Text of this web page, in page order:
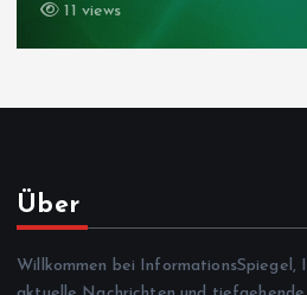
11 views
Über
Willkommen bei